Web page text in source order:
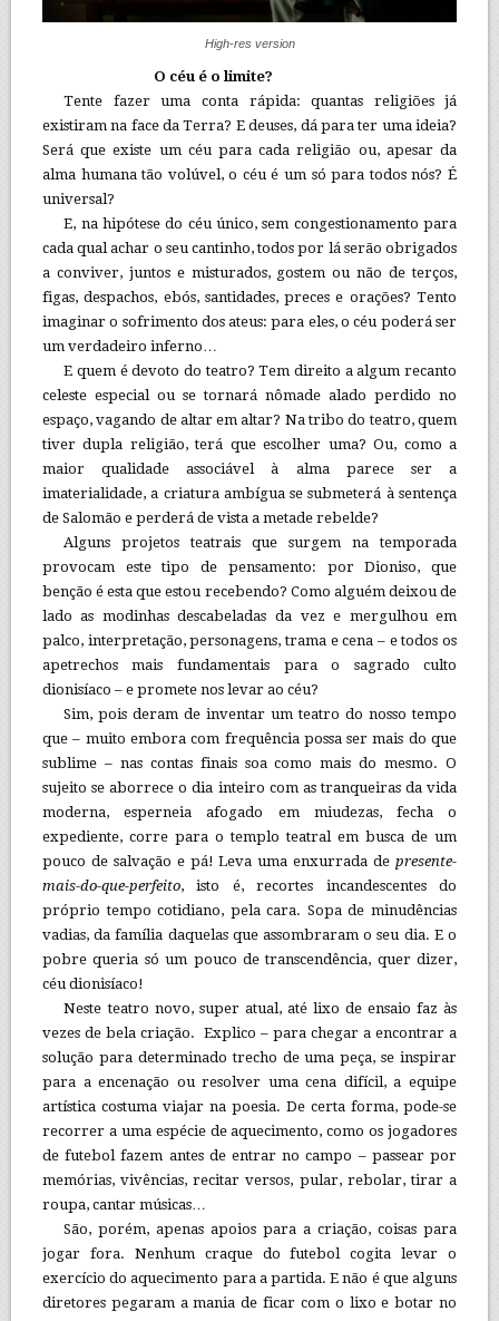
High-res version
O céu é o limite?
Tente fazer uma conta rápida: quantas religiões já
existiram na face da Terra? E deuses, dá para ter uma ideia?
Será que existe um céu para cada religião ou, apesar da
alma humana tão volúvel, o céu é um só para todos nós? É
universal?
E, na hipótese do céu único, sem congestionamento para
cada qual achar o seu cantinho, todos por lá serão obrigados
a conviver, juntos e misturados, gostem ou não de terços,
figas, despachos, ebós, santidades, preces e orações? Tento
imaginar o sofrimento dos ateus: para eles, o céu poderá ser
um verdadeiro inferno…
E quem é devoto do teatro? Tem direito a algum recanto
celeste especial ou se tornará nômade alado perdido no
espaço, vagando de altar em altar? Na tribo do teatro, quem
tiver dupla religião, terá que escolher uma? Ou, como a
maior qualidade associável à alma parece ser a
imaterialidade, a criatura ambígua se submeterá à sentença
de Salomão e perderá de vista a metade rebelde?
Alguns projetos teatrais que surgem na temporada
provocam este tipo de pensamento: por Dioniso, que
benção é esta que estou recebendo? Como alguém deixou de
lado as modinhas descabeladas da vez e mergulhou em
palco, interpretação, personagens, trama e cena – e todos os
apetrechos mais fundamentais para o sagrado culto
dionisíaco – e promete nos levar ao céu?
Sim, pois deram de inventar um teatro do nosso tempo
que – muito embora com frequência possa ser mais do que
sublime – nas contas finais soa como mais do mesmo. O
sujeito se aborrece o dia inteiro com as tranqueiras da vida
moderna, esperneia afogado em miudezas, fecha o
expediente, corre para o templo teatral em busca de um
pouco de salvação e pá! Leva uma enxurrada de presente-
mais-do-que-perfeito, isto é, recortes incandescentes do
próprio tempo cotidiano, pela cara. Sopa de minudências
vadias, da família daquelas que assombraram o seu dia. E o
pobre queria só um pouco de transcendência, quer dizer,
céu dionisíaco!
Neste teatro novo, super atual, até lixo de ensaio faz às
vezes de bela criação. Explico – para chegar a encontrar a
solução para determinado trecho de uma peça, se inspirar
para a encenação ou resolver uma cena difícil, a equipe
artística costuma viajar na poesia. De certa forma, pode-se
recorrer a uma espécie de aquecimento, como os jogadores
de futebol fazem antes de entrar no campo – passear por
memórias, vivências, recitar versos, pular, rebolar, tirar a
roupa, cantar músicas…
São, porém, apenas apoios para a criação, coisas para
jogar fora. Nenhum craque do futebol cogita levar o
exercício do aquecimento para a partida. E não é que alguns
diretores pegaram a mania de ficar com o lixo e botar no